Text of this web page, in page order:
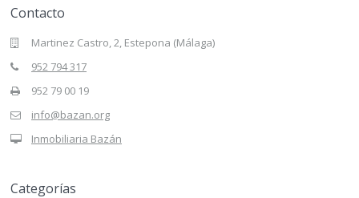
Contacto
Martinez Castro, 2, Estepona (Málaga)
952 794 317
952 79 00 19
info@bazan.org
Inmobiliaria Bazán
Categorías